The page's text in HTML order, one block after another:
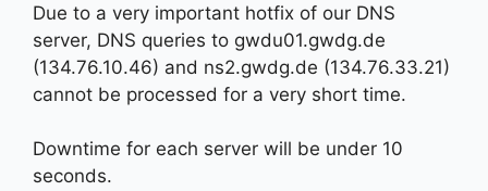
Due to a very important hotfix of our DNS
server, DNS queries to gwdu01.gwdg.de
(134.76.10.46) and ns2.gwdg.de (134.76.33.21)
cannot be processed for a very short time.
Downtime for each server will be under 10
seconds.